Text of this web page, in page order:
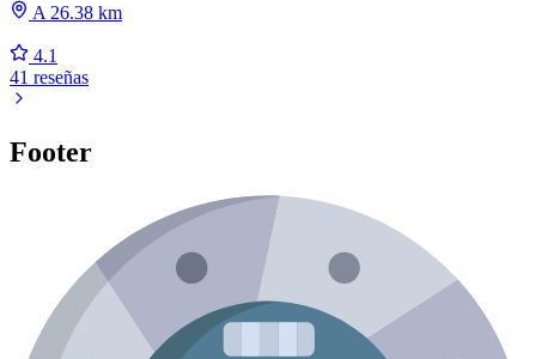
A 26.38 km
4.1
41 reseñas
Footer